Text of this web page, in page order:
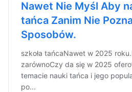
Nawet Nie Myśl Aby
tańca Zanim Nie
Sposobów.
szkoła tańcaNawet w 2025
zarównoCzy da się w 2025
temacie nauki tańca i jego
po...